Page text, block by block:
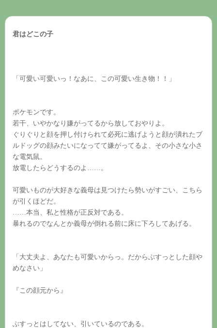
君はどこの子
「可愛い可愛いっ！なあに、この可愛い生き物！！」
ポケモンです。
若干、いやかなり嫌がってるから放しておやりよ。
ぐりぐりと顔を押し付けられて必死に逃げようと顔が潰れたブ
ルドッグの顔みたいになってて嫌がってるよ、その小さな小さ
な電気鼠。
放電したらどうするのよ……。
可愛いものが大好きな義母は見つけたら勢いがすごい、こちら
が引くほどだ。
……本当、私と性格が正反対である。
暴れるのでなんとか義母が倒れる前に床に下ろしてあげる。
「大丈夫よ、あなたも可愛いからっ。だからぶすっとした顔や
めなさい」
『この顔元から』
ぶすっとはしてない、引いているのである。